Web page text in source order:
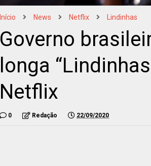
Início News Netflix Lindinhas
Governo
longa
Netflix
0 Redação 22/09/2020